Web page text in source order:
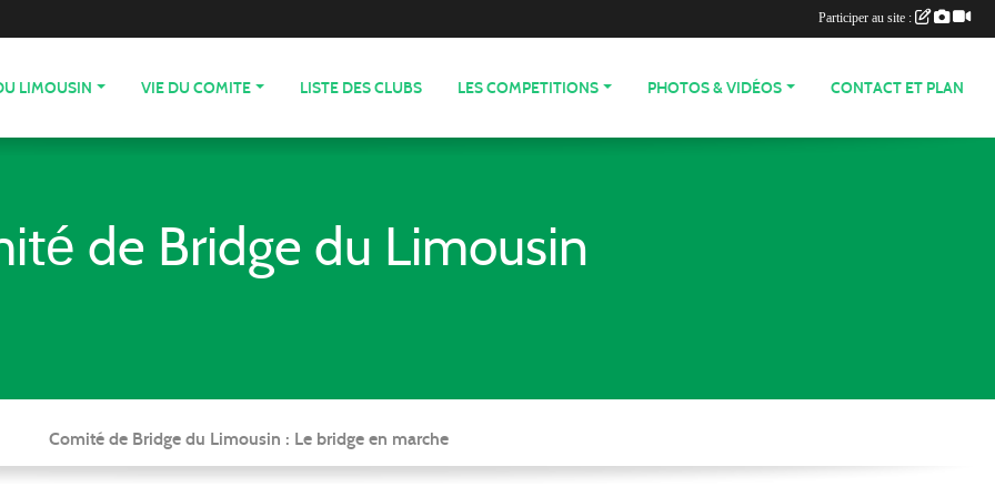
LIMOUSIN VIE DU COMITE LISTE DES CLUBS LES COMPETITIONS PHOTOS & VIDÉOS CONTACT ET PLAN
de Bridge du Limousin
Comité de Bridge du Limousin : Le bridge en marche
Participer au site :